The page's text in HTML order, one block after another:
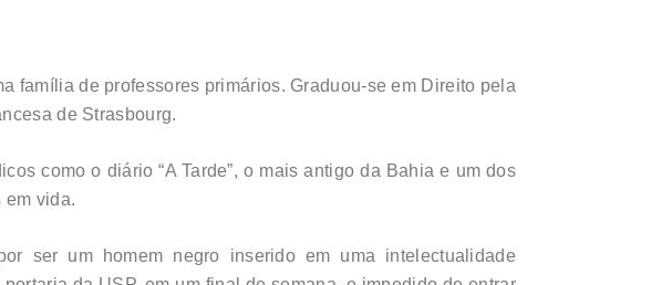
família de professores primários. Graduou-se em Direito pela
de Strasbourg.
como o diário “A Tarde”, o mais antigo da Bahia e um dos
em vida.
ser um homem negro inserido em uma intelectualidade